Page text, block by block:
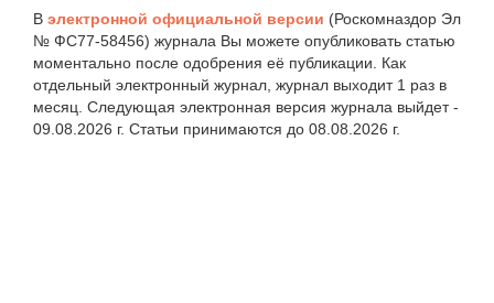
В электронной официальной версии (Роскомназдор Эл
№ ФС77-58456) журнала Вы можете опубликовать статью
моментально после одобрения её публикации. Как
отдельный электронный журнал, журнал выходит 1 раз в
месяц. Следующая электронная версия журнала выйдет -
09.08.2026 г. Статьи принимаются до 08.08.2026 г.